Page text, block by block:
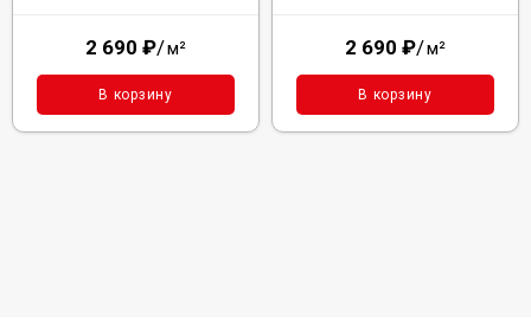
2 690 ₽/м²
В корзину
2 690 ₽/м²
В корзину